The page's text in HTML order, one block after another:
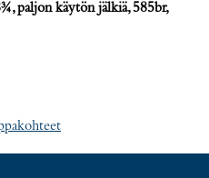
paljon käytön jälkiä, 585br,